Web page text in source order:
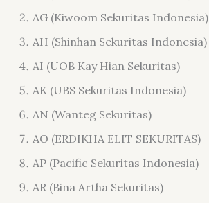
AG (Kiwoom Sekuritas Indonesia)
AH (Shinhan Sekuritas Indonesia)
AI (UOB Kay Hian Sekuritas)
AK (UBS Sekuritas Indonesia)
AN (Wanteg Sekuritas)
AO (ERDIKHA ELIT SEKURITAS)
AP (Pacific Sekuritas Indonesia)
AR (Bina Artha Sekuritas)